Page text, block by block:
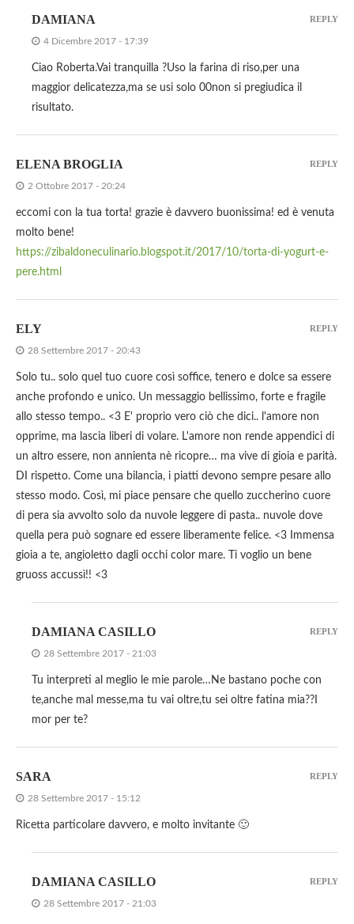
DAMIANA
4 Dicembre 2017 - 17:39
Ciao Roberta.Vai tranquilla ?Uso la farina di riso,per una
maggior delicatezza,ma se usi solo 00non si pregiudica il
risultato.
REPLY
ELENA BROGLIA
2 Ottobre 2017 - 20:24
eccomi con la tua torta! grazie è davvero buonissima! ed è venuta
molto bene!
https://zibaldoneculinario.blogspot.it/2017/10/torta-di-yogurt-e-
pere.html
REPLY
ELY
28 Settembre 2017 - 20:43
Solo tu.. solo quel tuo cuore così soffice, tenero e dolce sa essere
anche profondo e unico. Un messaggio bellissimo, forte e fragile
allo stesso tempo.. <3 E' proprio vero ciò che dici.. l'amore non
opprime, ma lascia liberi di volare. L'amore non rende appendici di
un altro essere, non annienta nè ricopre… ma vive di gioia e parità.
DI rispetto. Come una bilancia, i piatti devono sempre pesare allo
stesso modo. Così, mi piace pensare che quello zuccherino cuore
di pera sia avvolto solo da nuvole leggere di pasta.. nuvole dove
quella pera può sognare ed essere liberamente felice. <3 Immensa
gioia a te, angioletto dagli occhi color mare. Ti voglio un bene
gruoss accussì!! <3
REPLY
DAMIANA CASILLO
28 Settembre 2017 - 21:03
Tu interpreti al meglio le mie parole…Ne bastano poche con
te,anche mal messe,ma tu vai oltre,tu sei oltre fatina mia??I
mor per te?
REPLY
SARA
28 Settembre 2017 - 15:12
Ricetta particolare davvero, e molto invitante 🙂
REPLY
DAMIANA CASILLO
28 Settembre 2017 - 21:03
REPLY